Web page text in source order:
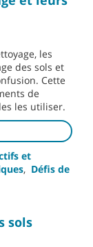
les
des sols et
Cette
de
les utiliser.
et
, Défis de
sols